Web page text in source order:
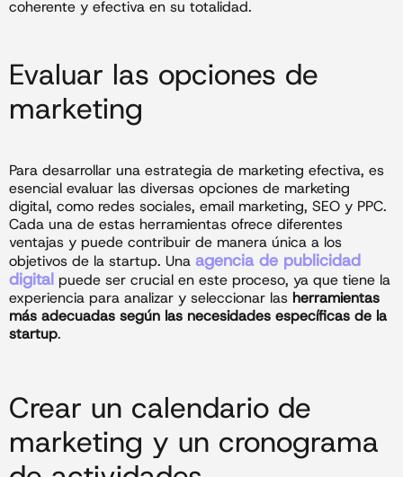
coherente y efectiva en su totalidad.
Evaluar las opciones de
marketing
Para desarrollar una estrategia de marketing efectiva, es
esencial evaluar las diversas opciones de marketing
digital, como redes sociales, email marketing, SEO y PPC.
Cada una de estas herramientas ofrece diferentes
ventajas y puede contribuir de manera única a los
objetivos de la startup. Una agencia de publicidad
digital puede ser crucial en este proceso, ya que tiene la
experiencia para analizar y seleccionar las herramientas
más adecuadas según las necesidades específicas de la
startup.
Crear un calendario de
marketing y un cronograma